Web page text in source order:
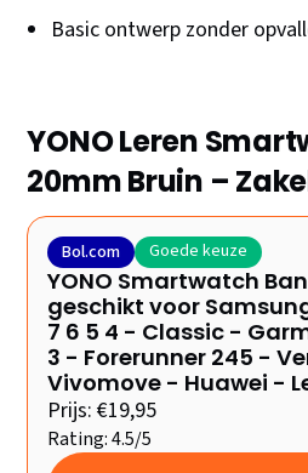
Basic ontwerp zonder
YONO Leren
20mm Bruin –
Bol.com Goede keuze
YONO Smartwatch
geschikt voor
7 6 5 4 - Classic -
3 - Forerunner 245 -
Vivomove - Huawei -
Prijs: €19,95
Rating: 4.5/5